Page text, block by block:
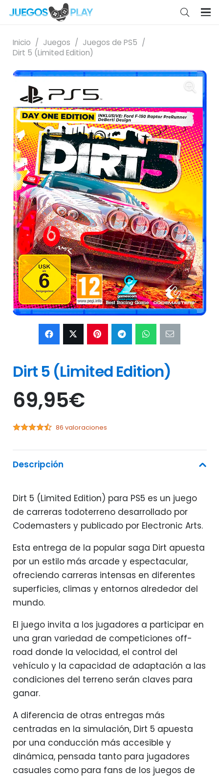
Inicio / Juegos / Juegos de PS5 /
Dirt 5 (Limited Edition)
Dirt 5 (Limited Edition)
69,95€
86 valoraciones
Descripción
Dirt 5 (Limited Edition) para PS5 es un juego
de carreras todoterreno desarrollado por
Codemasters y publicado por Electronic Arts.
Esta entrega de la popular saga Dirt apuesta
por un estilo más arcade y espectacular,
ofreciendo carreras intensas en diferentes
superficies, climas y entornos alrededor del
mundo.
El juego invita a los jugadores a participar en
una gran variedad de competiciones off-
road donde la velocidad, el control del
vehículo y la capacidad de adaptación a las
condiciones del terreno serán claves para
ganar.
A diferencia de otras entregas más
centradas en la simulación, Dirt 5 apuesta
por una conducción más accesible y
dinámica, pensada tanto para jugadores
casuales como para fans de los juegos de